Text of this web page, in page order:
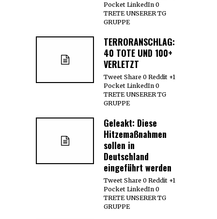
Pocket LinkedIn 0
TRETE UNSERER TG
GRUPPE
TERRORANSCHLAG:
40 TOTE UND 100+
VERLETZT
Tweet Share 0 Reddit +1
Pocket LinkedIn 0
TRETE UNSERER TG
GRUPPE
Geleakt: Diese
Hitzemaßnahmen
sollen in
Deutschland
eingeführt werden
Tweet Share 0 Reddit +1
Pocket LinkedIn 0
TRETE UNSERER TG
GRUPPE